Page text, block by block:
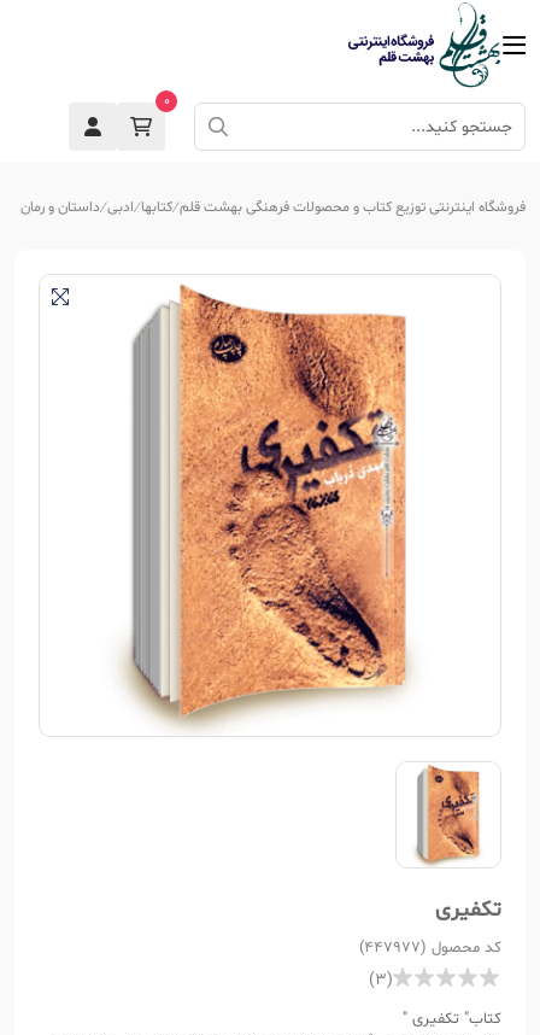
0
فروشگاه اینترنتی توزیع کتاب و محصولات فرهنگی بهشت قلم کتابها ادبی داستان و رمان
تکفیری
کد محصول (447977)
(3)
کتاب" تکفیری "